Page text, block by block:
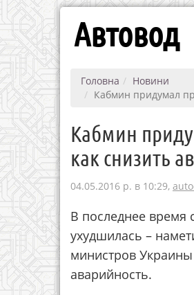
Автовод
Головна
Новини
Кабмин придумал
Кабмин
как снизить
04.05.2016 р. в 10:29,
В последнее время
ухудшилась –
министров
аварийность.